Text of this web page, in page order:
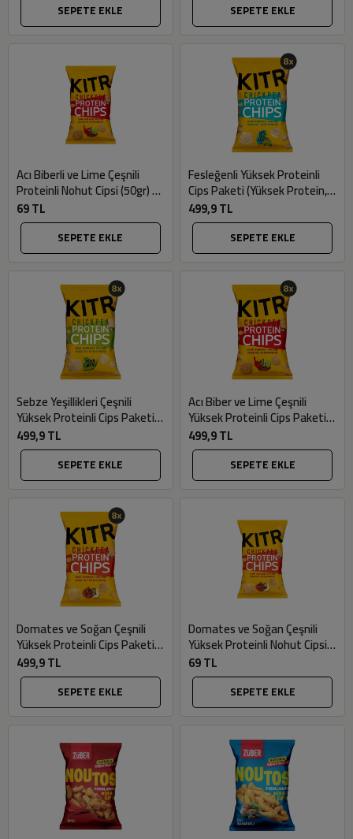
SEPETE EKLE SEPETE EKLE
Acı Biberli ve Lime Çeşnili
Proteinli Nohut Cipsi (50gr) -
Kıtr
69 TL
SEPETE EKLE
Fesleğenli Yüksek Proteinli
Cips Paketi (Yüksek Protein, 8
adet x 50gr) - Kıtr
499,9 TL
SEPETE EKLE
Sebze Yeşillikleri Çeşnili
Yüksek Proteinli Cips Paketi
(Yüksek Protein, 8 adet x
50gr) - Kıtr
499,9 TL
SEPETE EKLE
Acı Biber ve Lime Çeşnili
Yüksek Proteinli Cips Paketi
(Yüksek Protein, 8 adet x
50gr) - Kıtr
499,9 TL
SEPETE EKLE
Domates ve Soğan Çeşnili
Yüksek Proteinli Cips Paketi
(Yüksek Protein, 8 adet x
50gr) - Kıtr
499,9 TL
SEPETE EKLE
Domates ve Soğan Çeşnili
Yüksek Proteinli Nohut Cipsi
(50gr) - Kıtr
69 TL
SEPETE EKLE